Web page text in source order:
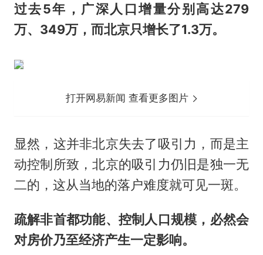
过去5年，广深人口增量分别高达279
万、349万，而北京只增长了1.3万。
打开网易新闻 查看更多图片
显然，这并非北京失去了吸引力，而是主
动控制所致，北京的吸引力仍旧是独一无
二的，这从当地的落户难度就可见一斑。
疏解非首都功能、控制人口规模，必然会
对房价乃至经济产生一定影响。